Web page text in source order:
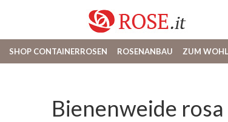
SHOP CONTAINERROSEN ROSENANBAU ZUM
Bienenweide rosa